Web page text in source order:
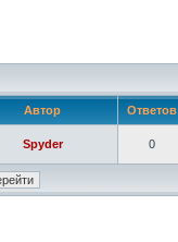
Автор Ответов
Spyder 0